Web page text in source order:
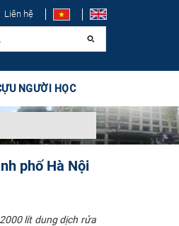
Liên hệ
NGƯỜI HỌC
phố Hà Nội
lít dung dịch rửa